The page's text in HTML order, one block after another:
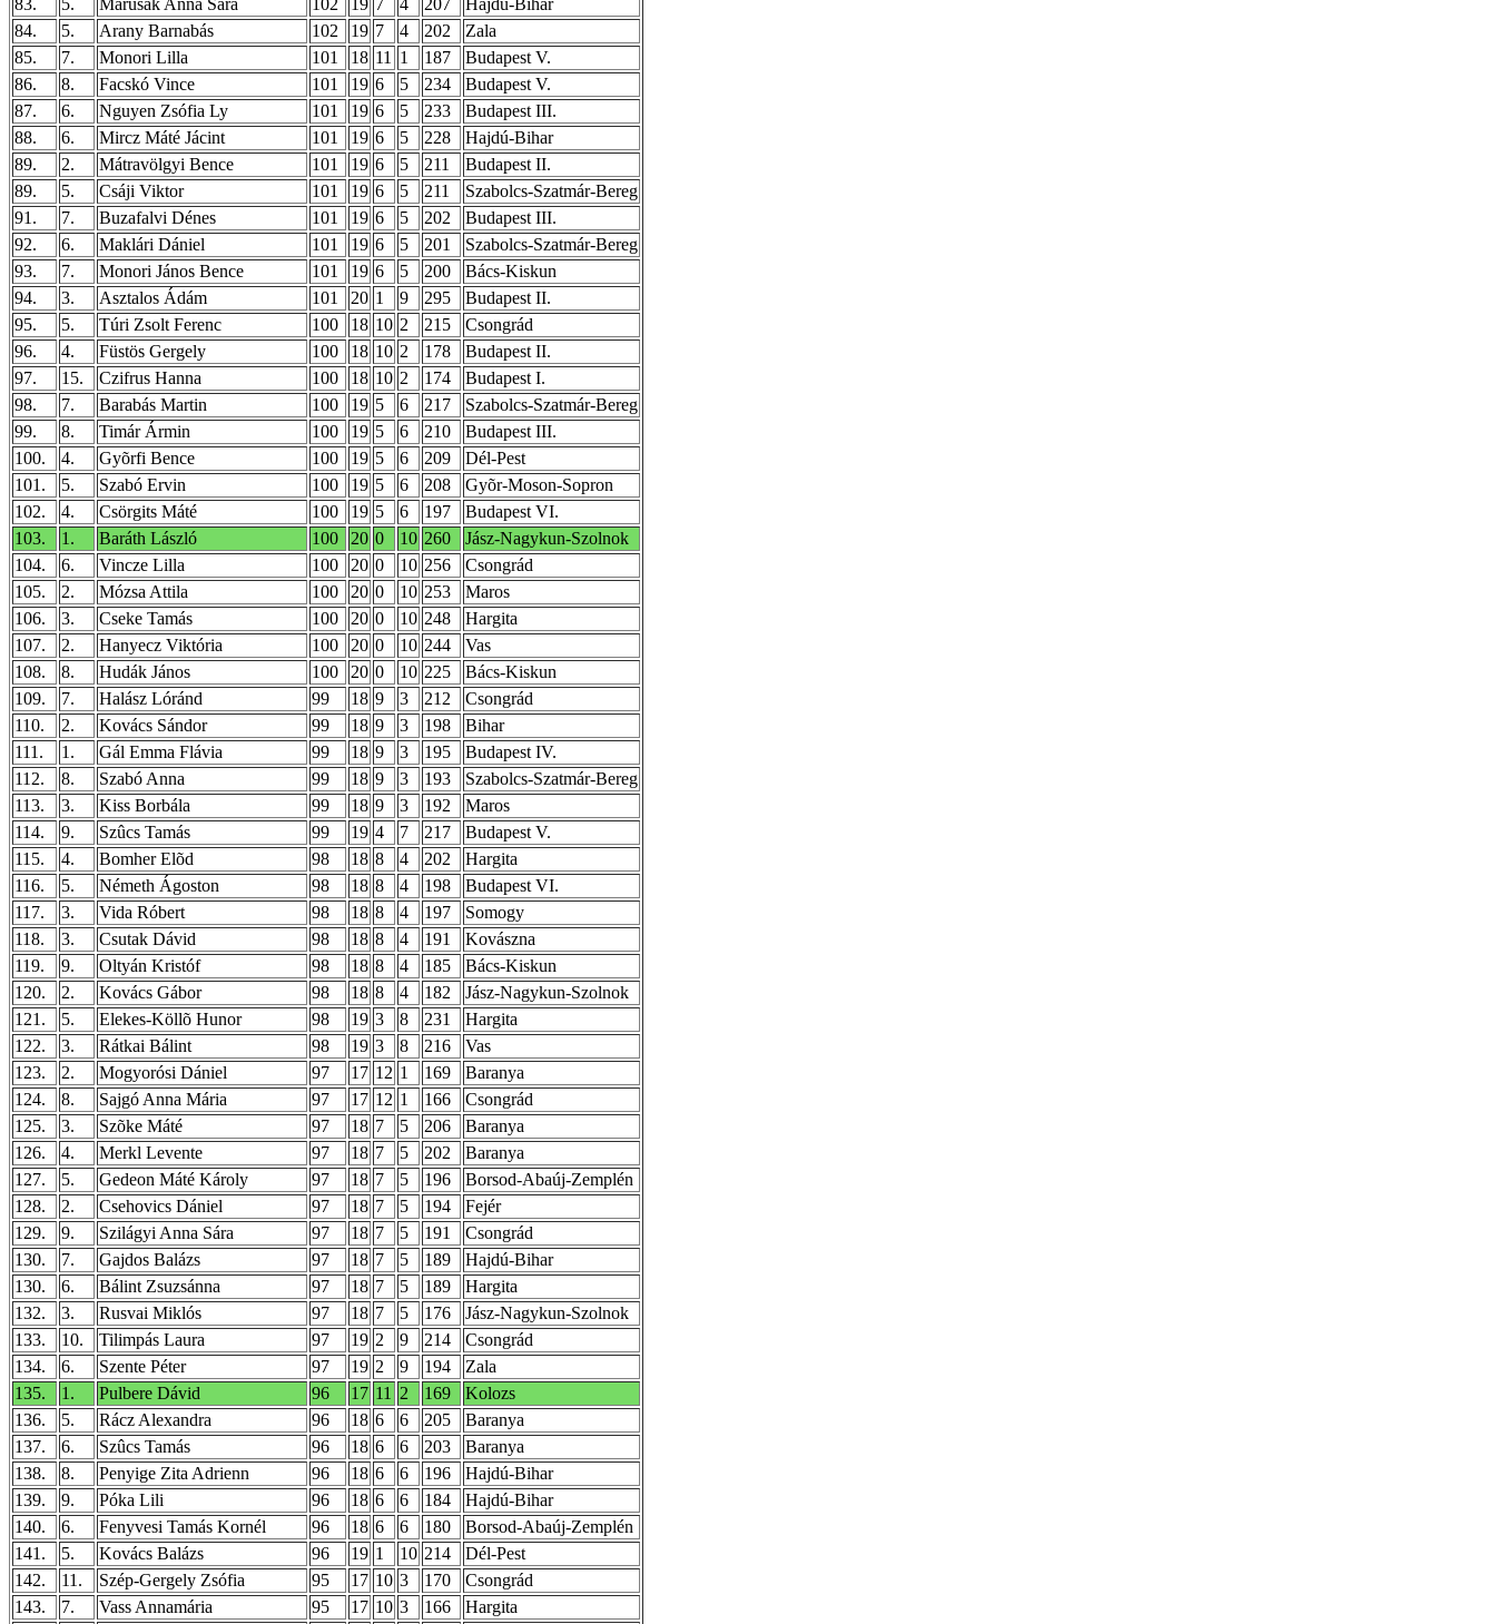
83.
5. Marusák Anna Sára 102 19 7 4 207
Hajdú-Bihar
84.
5. Arany Barnabás 102 19 7 4 202
Zala
85.
7. Monori Lilla 101 18 11 1 187
Budapest V.
86.
8. Facskó Vince 101 19 6 5 234
Budapest V.
87.
6. Nguyen Zsófia Ly 101 19 6 5 233
Budapest III.
88.
6. Mircz Máté Jácint 101 19 6 5 228
Hajdú-Bihar
89.
2. Mátravölgyi Bence 101 19 6 5 211
Budapest II.
89.
5. Csáji Viktor 101 19 6 5 211
Szabolcs-Szatmár-Bereg
91.
7. Buzafalvi Dénes 101 19 6 5 202
Budapest III.
92.
6. Maklári Dániel 101 19 6 5 201
Szabolcs-Szatmár-Bereg
93.
7. Monori János Bence 101 19 6 5 200
Bács-Kiskun
94.
3. Asztalos Ádám 101 20 1 9 295
Budapest II.
95.
5. Túri Zsolt Ferenc 100 18 10 2 215
Csongrád
96.
4. Füstös Gergely 100 18 10 2 178
Budapest II.
97.
15. Czifrus Hanna 100 18 10 2 174
Budapest I.
98.
7. Barabás Martin 100 19 5 6 217
Szabolcs-Szatmár-Bereg
99.
8. Timár Ármin 100 19 5 6 210
Budapest III.
100.
4. Gyõrfi Bence 100 19 5 6 209
Dél-Pest
101.
5. Szabó Ervin 100 19 5 6 208
Gyõr-Moson-Sopron
102.
4. Csörgits Máté 100 19 5 6 197
Budapest VI.
103.
1. Baráth László 100 20 0 10 260
Jász-Nagykun-Szolnok
104.
6. Vincze Lilla 100 20 0 10 256
Csongrád
105.
2. Mózsa Attila 100 20 0 10 253
Maros
106.
3. Cseke Tamás 100 20 0 10 248
Hargita
107.
2. Hanyecz Viktória 100 20 0 10 244
Vas
108.
8. Hudák János 100 20 0 10 225
Bács-Kiskun
109.
7. Halász Lóránd 99 18 9 3 212
Csongrád
110.
2. Kovács Sándor 99 18 9 3 198
Bihar
111.
1. Gál Emma Flávia 99 18 9 3 195
Budapest IV.
112.
8. Szabó Anna 99 18 9 3 193
Szabolcs-Szatmár-Bereg
113.
3. Kiss Borbála 99 18 9 3 192
Maros
114.
9. Szûcs Tamás 99 19 4 7 217
Budapest V.
115.
4. Bomher Elõd 98 18 8 4 202
Hargita
116.
5. Németh Ágoston 98 18 8 4 198
Budapest VI.
117.
3. Vida Róbert 98 18 8 4 197
Somogy
118.
3. Csutak Dávid 98 18 8 4 191
Kovászna
119.
9. Oltyán Kristóf 98 18 8 4 185
Bács-Kiskun
120.
2. Kovács Gábor 98 18 8 4 182
Jász-Nagykun-Szolnok
121.
5. Elekes-Köllõ Hunor 98 19 3 8 231
Hargita
122.
3. Rátkai Bálint 98 19 3 8 216
Vas
123.
2. Mogyorósi Dániel 97 17 12 1 169
Baranya
124.
8. Sajgó Anna Mária 97 17 12 1 166
Csongrád
125.
3. Szõke Máté 97 18 7 5 206
Baranya
126.
4. Merkl Levente 97 18 7 5 202
Baranya
127.
5. Gedeon Máté Károly 97 18 7 5 196
Borsod-Abaúj-Zemplén
128.
2. Csehovics Dániel 97 18 7 5 194
Fejér
129.
9. Szilágyi Anna Sára 97 18 7 5 191
Csongrád
130.
7. Gajdos Balázs 97 18 7 5 189
Hajdú-Bihar
130.
6. Bálint Zsuzsánna 97 18 7 5 189
Hargita
132.
3. Rusvai Miklós 97 18 7 5 176
Jász-Nagykun-Szolnok
133.
10. Tilimpás Laura 97 19 2 9 214
Csongrád
134.
6. Szente Péter 97 19 2 9 194
Zala
135.
1. Pulbere Dávid 96 17 11 2 169
Kolozs
136.
5. Rácz Alexandra 96 18 6 6 205
Baranya
137.
6. Szûcs Tamás 96 18 6 6 203
Baranya
138.
8. Penyige Zita Adrienn 96 18 6 6 196
Hajdú-Bihar
139.
9. Póka Lili 96 18 6 6 184
Hajdú-Bihar
140.
6. Fenyvesi Tamás Kornél 96 18 6 6 180
Borsod-Abaúj-Zemplén
141.
5. Kovács Balázs 96 19 1 10 214
Dél-Pest
142.
11. Szép-Gergely Zsófia 95 17 10 3 170
Csongrád
143.
7. Vass Annamária 95 17 10 3 166
Hargita